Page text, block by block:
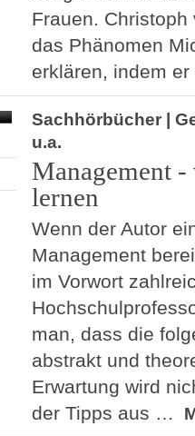
Frauen.
das Phänomen
erklären, indem
Sachhörbücher |
u.a.
Management -
lernen
Wenn der Autor
Management
im Vorwort
man, dass die
abstrakt und
Erwartung wird
der Tipps aus …